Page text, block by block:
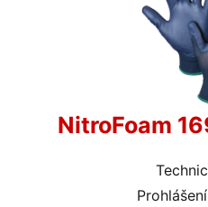
NitroFoam